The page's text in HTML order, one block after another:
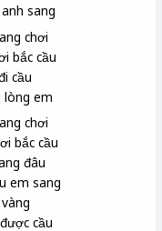
sang
chơi
bắc cầu
cầu
lòng em
chơi
bắc cầu
đâu
em sang
cầu